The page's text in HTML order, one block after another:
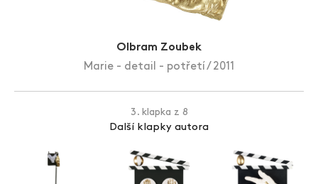
Olbram Zoubek
Marie - detail - potřetí / 2011
3. klapka z 8
Další klapky autora